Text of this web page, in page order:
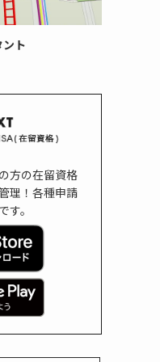
ント
方の在留資格
理！各種申請
。